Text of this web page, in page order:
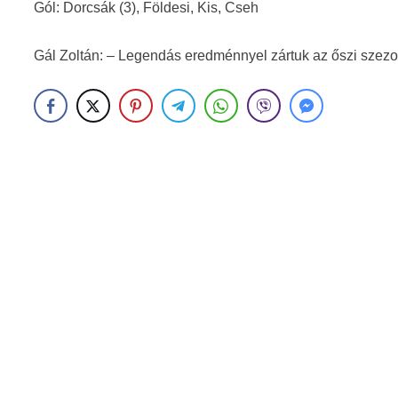
Gól: Dorcsák (3), Földesi, Kis, Cseh
Gál Zoltán: – Legendás eredménnyel zártuk az őszi